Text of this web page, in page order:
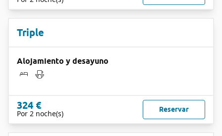
Triple
Alojamiento y desayuno
324 €
Por 2 noche(s) Reservar